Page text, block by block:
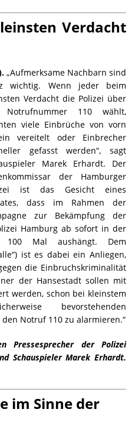
Verdacht
„Aufmerksame Nachbarn sind
wichtig. Wenn jeder beim
Verdacht die Polizei über
110 wählt,
viele Einbrüche von vorn
vereitelt oder Einbrecher
gefasst werden“, sagt
Marek Erhardt. Der
der Hamburger
ist das Gesicht eines
dass im Rahmen der
zur Bekämpfung der
Hamburg ab sofort in der
100 Mal aushängt. Dem
ist es dabei ein Anliegen,
die Einbruchskriminalität
der Hansestadt sollen mit
werden, schon bei kleinstem
bevorstehenden
Notruf 110 zu alarmieren.“
Pressesprecher der Polizei
Schauspieler Marek Erhardt.
im Sinne der